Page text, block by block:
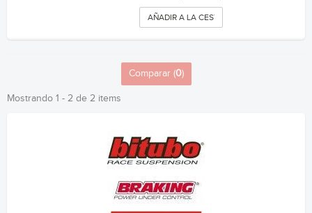
AÑADIR A LA CESTA
Comparar (0)
Mostrando 1 - 2 de 2 items